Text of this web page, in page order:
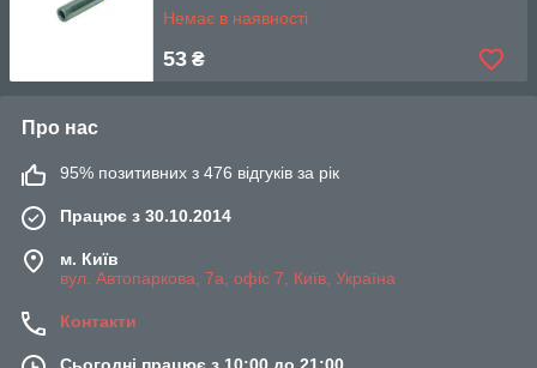
Немає в наявності
53 ₴
Про нас
95% позитивних з 476 відгуків за рік
Працює з 30.10.2014
м. Київ
вул. Автопаркова, 7а, офіс 7, Київ, Україна
Контакти